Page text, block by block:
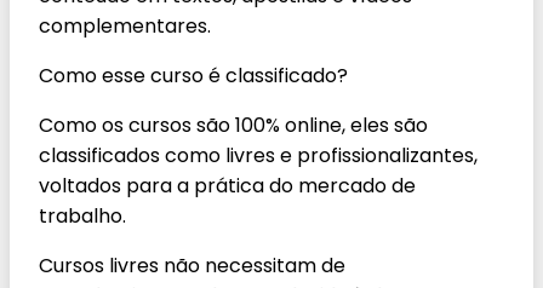
complementares.
Como esse curso é classificado?
Como os cursos são 100% online, eles são
classificados como livres e profissionalizantes,
voltados para a prática do mercado de
trabalho.
Cursos livres não necessitam de